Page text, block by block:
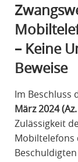
– Keine
Beweise
Im Beschluss
März 2024
Zulässigkeit
Mobiltelefons